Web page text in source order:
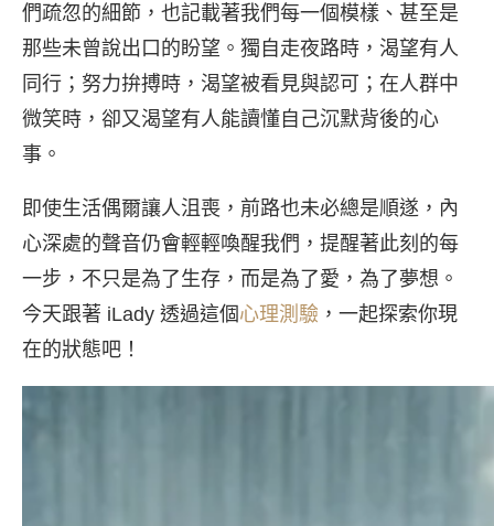
們疏忽的細節，也記載著我們每一個模樣、甚至是
那些未曾說出口的盼望。獨自走夜路時，渴望有人
同行；努力拚搏時，渴望被看見與認可；在人群中
微笑時，卻又渴望有人能讀懂自己沉默背後的心
事。
即使生活偶爾讓人沮喪，前路也未必總是順遂，內
心深處的聲音仍會輕輕喚醒我們，提醒著此刻的每
一步，不只是為了生存，而是為了愛，為了夢想。
今天跟著 iLady 透過這個心理測驗 ，一起探索你現
在的狀態吧！